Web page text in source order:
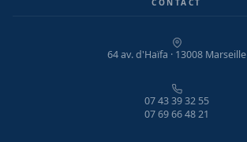
64 av. d'Haïfa · 13008 Marseille
07 43 39 32 55
07 69 66 48 21